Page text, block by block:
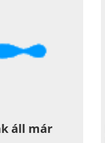
áll már